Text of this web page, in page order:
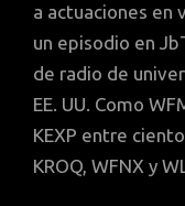
a actuaciones en
un episodio en
de radio de
EE. UU. Como
KEXP entre
KROQ, WFNX y